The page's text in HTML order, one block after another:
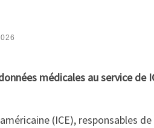
médicales au service de
(ICE), responsables